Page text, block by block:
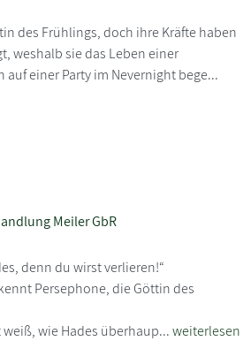
des Frühlings, doch ihre Kräfte haben
weshalb sie das Leben einer
einer Party im Nevernight bege...
Meiler GbR
denn du wirst verlieren!“
Persephone, die Göttin des
wie Hades überhaup...weiterlesen